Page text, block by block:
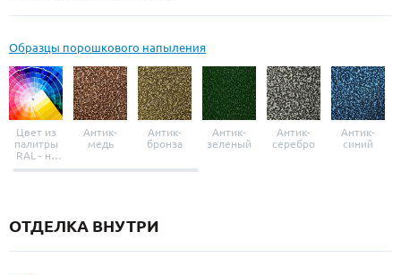
Образцы порошкового напыления
Цвет из
палитры
RAL - на
выбор
Антик-
медь
Антик-
бронза
Антик-
зеленый
Антик-
серебро
Антик-
синий
ОТДЕЛКА ВНУТРИ